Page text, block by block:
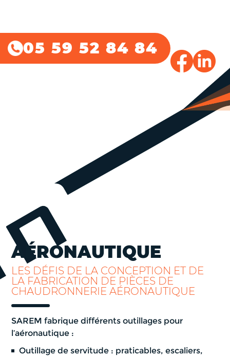
AÉRONAUTIQUE
LES DÉFIS DE LA CONCEPTION ET DE
LA FABRICATION DE PIÈCES DE
CHAUDRONNERIE AÉRONAUTIQUE
SAREM fabrique différents outillages pour
l’aéronautique :
Outillage de servitude : praticables, escaliers,
05 59 52 84 84